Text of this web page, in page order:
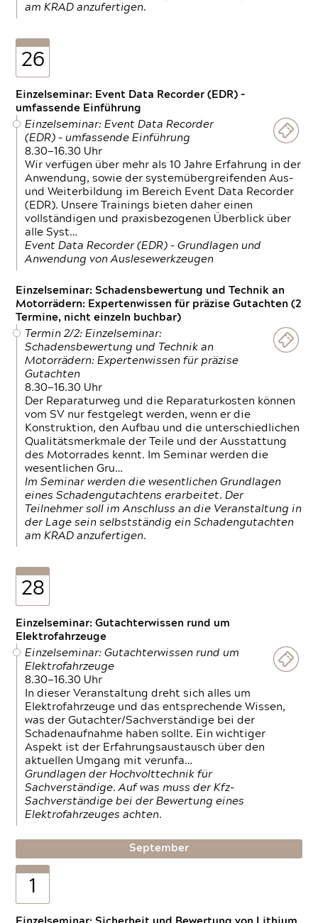
am KRAD anzufertigen.
26
Einzelseminar: Event Data Recorder (EDR) –
umfassende Einführung
Einzelseminar: Event Data Recorder
(EDR) – umfassende Einführung
8.30—16.30 Uhr
Wir verfügen über mehr als 10 Jahre Erfahrung in der
Anwendung, sowie der systemübergreifenden Aus-
und Weiterbildung im Bereich Event Data Recorder
(EDR). Unsere Trainings bieten daher einen
vollständigen und praxisbezogenen Überblick über
alle Syst…
Event Data Recorder (EDR) – Grundlagen und
Anwendung von Auslesewerkzeugen
Einzelseminar: Schadensbewertung und Technik an
Motorrädern: Expertenwissen für präzise Gutachten (2
Termine, nicht einzeln buchbar)
Termin 2/2: Einzelseminar:
Schadensbewertung und Technik an
Motorrädern: Expertenwissen für präzise
Gutachten
8.30—16.30 Uhr
Der Reparaturweg und die Reparaturkosten können
vom SV nur festgelegt werden, wenn er die
Konstruktion, den Aufbau und die unterschiedlichen
Qualitätsmerkmale der Teile und der Ausstattung
des Motorrades kennt. Im Seminar werden die
wesentlichen Gru…
Im Seminar werden die wesentlichen Grundlagen
eines Schadengutachtens erarbeitet. Der
Teilnehmer soll im Anschluss an die Veranstaltung in
der Lage sein selbstständig ein Schadengutachten
am KRAD anzufertigen.
28
Einzelseminar: Gutachterwissen rund um
Elektrofahrzeuge
Einzelseminar: Gutachterwissen rund um
Elektrofahrzeuge
8.30—16.30 Uhr
In dieser Veranstaltung dreht sich alles um
Elektrofahrzeuge und das entsprechende Wissen,
was der Gutachter/Sachverständige bei der
Schadenaufnahme haben sollte. Ein wichtiger
Aspekt ist der Erfahrungsaustausch über den
aktuellen Umgang mit verunfa…
Grundlagen der Hochvolttechnik für
Sachverständige. Auf was muss der Kfz-
Sachverständige bei der Bewertung eines
Elektrofahrzeuges achten.
September
1